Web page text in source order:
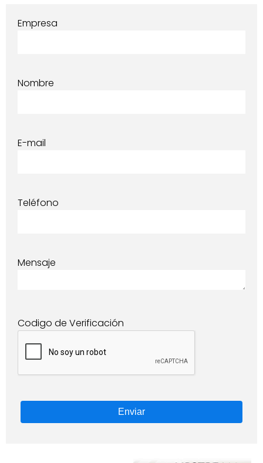
Empresa
Nombre
E-mail
Teléfono
Mensaje
Codigo de Verificación
Enviar